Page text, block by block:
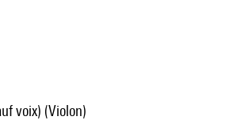
voix) (Violon)